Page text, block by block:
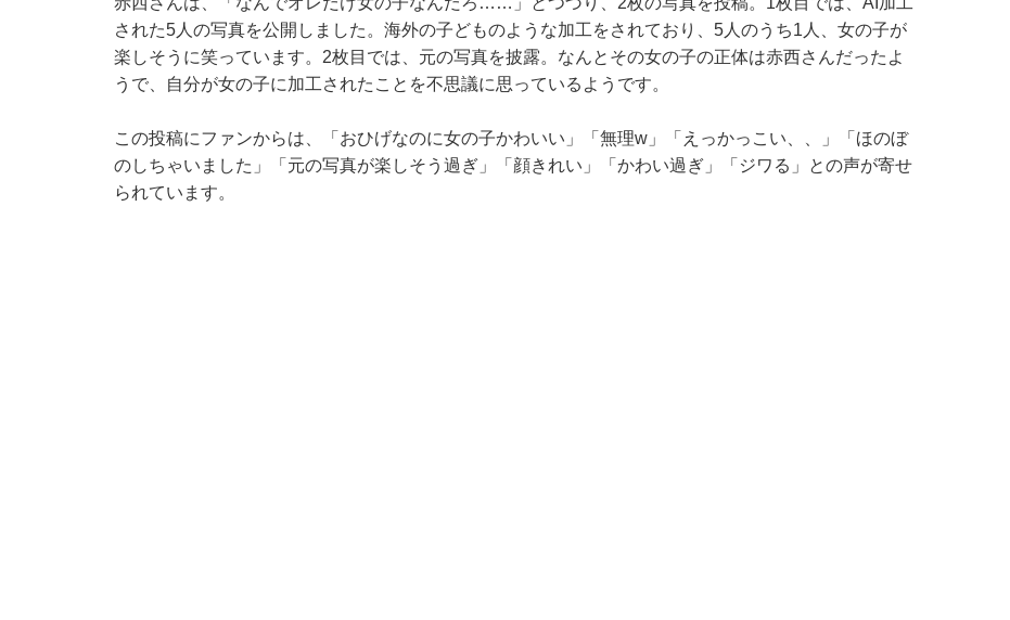
された5人の写真を公開しました。海外の子どものような加工をされており、5人のうち1人、女の子が
楽しそうに笑っています。2枚目では、元の写真を披露。なんとその女の子の正体は赤西さんだったよ
うで、自分が女の子に加工されたことを不思議に思っているようです。
この投稿にファンからは、「おひげなのに女の子かわいい」「無理w」「えっかっこい、、」「ほのぼ
のしちゃいました」「元の写真が楽しそう過ぎ」「顔きれい」「かわい過ぎ」「ジワる」との声が寄せ
られています。